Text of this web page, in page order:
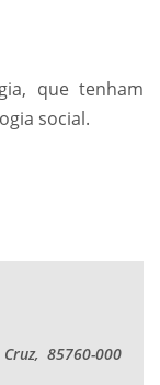
que tenham
social.
85760-000